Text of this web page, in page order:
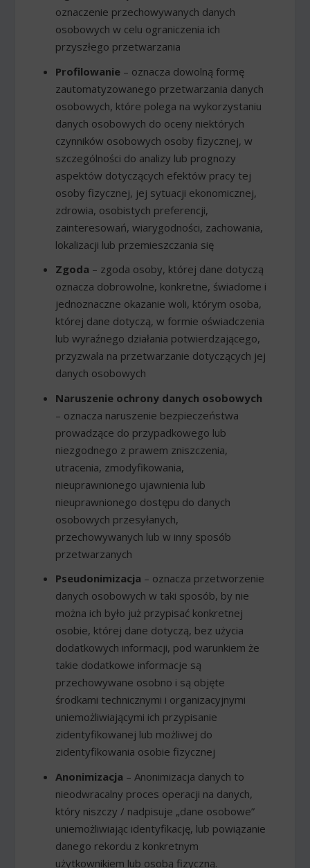
oznaczenie przechowywanych danych
osobowych w celu ograniczenia ich
przyszłego przetwarzania
Profilowanie– oznacza dowolną formę
zautomatyzowanego przetwarzania danych
osobowych, które polega na wykorzystaniu
danych osobowych do oceny niektórych
czynników osobowych osoby fizycznej, w
szczególności do analizy lub prognozy
aspektów dotyczących efektów pracy tej
osoby fizycznej, jej sytuacji ekonomicznej,
zdrowia, osobistych preferencji,
zainteresowań, wiarygodności, zachowania,
lokalizacji lub przemieszczania się
Zgoda – zgoda osoby, której dane dotyczą
oznacza dobrowolne, konkretne, świadome i
jednoznaczne okazanie woli, którym osoba,
której dane dotyczą, w formie oświadczenia
lub wyraźnego działania potwierdzającego,
przyzwala na przetwarzanie dotyczących jej
danych osobowych
Naruszenie ochrony danych osobowych
– oznacza naruszenie bezpieczeństwa
prowadzące do przypadkowego lub
niezgodnego z prawem zniszczenia,
utracenia, zmodyfikowania,
nieuprawnionego ujawnienia lub
nieuprawnionego dostępu do danych
osobowych przesyłanych,
przechowywanych lub w inny sposób
przetwarzanych
Pseudonimizacja – oznacza przetworzenie
danych osobowych w taki sposób, by nie
można ich było już przypisać konkretnej
osobie, której dane dotyczą, bez użycia
dodatkowych informacji, pod warunkiem że
takie dodatkowe informacje są
przechowywane osobno i są objęte
środkami technicznymi i organizacyjnymi
uniemożliwiającymi ich przypisanie
zidentyfikowanej lub możliwej do
zidentyfikowania osobie fizycznej
Anonimizacja – Anonimizacja danych to
nieodwracalny proces operacji na danych,
który niszczy / nadpisuje „dane osobowe”
uniemożliwiając identyfikację, lub powiązanie
danego rekordu z konkretnym
użytkownikiem lub osobą fizyczną.